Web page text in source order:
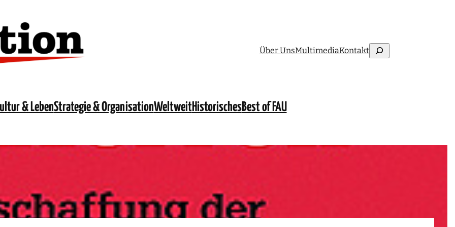
Über UnsMultimediaKontaktSuchen
& LebenStrategie & OrganisationWeltweitHistorischesBest of FAU